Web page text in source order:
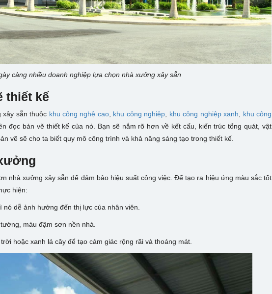
càng nhiều doanh nghiệp lựa chọn nhà xưởng xây sẵn
thiết kế
xây sẵn thuộc khu công nghệ cao, khu công nghiệp khu công nghiệpxanh
khu công
đọc bản vẽ thiết kế của nó. Bạn sẽ nắm rõ hơn về kết cấu, kiến trúc tổng quát, vật
vẽ sẽ cho ta biết quy mô công trình và khả năng sáng tạo trong thiết kế.
nhà xưởng xây sẵn để đảm bảo hiệu suất công việc. Để tạo ra hiệu ứng màu sắc tốt
hiện:
dễ ảnh hưởng đến thị lực của nhân viên.
màu đậm sơn nền nhà.
hoặc xanh lá cây để tạo cảm giác rộng rãi và thoáng mát.